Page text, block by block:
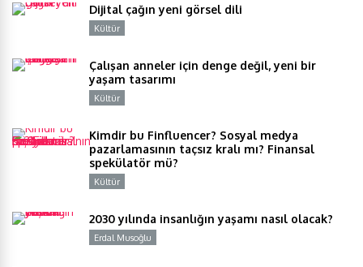
Dijital çağın yeni görsel dili
Kültür
Çalışan anneler için denge değil, yeni bir
yaşam tasarımı
Kültür
Kimdir bu Finfluencer? Sosyal medya
pazarlamasının taçsız kralı mı? Finansal
spekülatör mü?
Kültür
2030 yılında insanlığın yaşamı nasıl olacak?
Erdal Musoğlu